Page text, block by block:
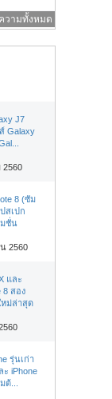
วามทั้งหมด
J7
Galaxy
2560
8 (ซัม
สเปก
มชั่น
2560
และ
8 สอง
ม่ล่าสุด
รุ่นเก่า
ะ iPhone
ต้...